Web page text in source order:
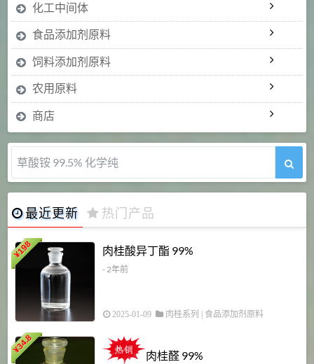
化工中间体
食品添加剂原料
饲料添加剂原料
农用原料
商店
草酸铵 99.5% 化学纯
最近更新 热门产品
¥
198 肉桂酸异丁酯 99%
- 2年前
2025-01-09 肉桂系列 食品添加剂原料
¥
34.8
肉桂醛 99%